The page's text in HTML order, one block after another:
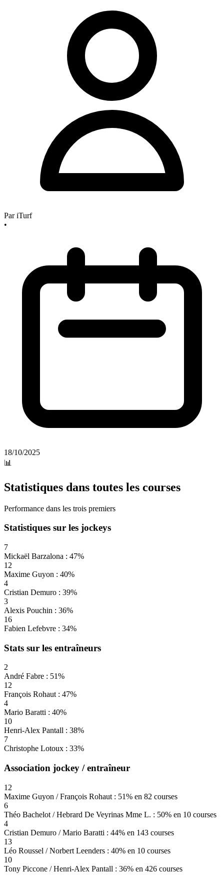
PariTurf
•
18/10/2025
📊
Statistiques dans toutes les courses
Performance dans les trois premiers
Statistiques sur les jockeys
7
Mickaël Barzalona : 47%
12
Maxime Guyon : 40%
4
Cristian Demuro : 39%
3
Alexis Pouchin : 36%
16
Fabien Lefebvre : 34%
Stats sur les entraîneurs
2
André Fabre : 51%
12
François Rohaut : 47%
4
Mario Baratti : 40%
10
Henri-Alex Pantall : 38%
7
Christophe Lotoux : 33%
Association jockey / entraîneur
12
Maxime Guyon / François Rohaut : 51% en 82 courses
6
Théo Bachelot / Hebrard De Veyrinas Mme L. : 50% en 10 courses
4
Cristian Demuro / Mario Baratti : 44% en 143 courses
13
Léo Roussel / Norbert Leenders : 40% en 10 courses
10
Tony Piccone / Henri-Alex Pantall : 36% en 426 courses